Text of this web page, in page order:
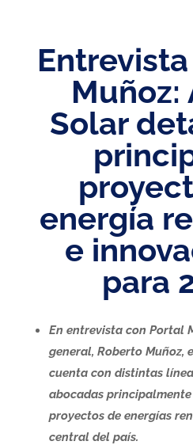
Muñoz:
Solar
energía
e
para
En entrevista con Portal
general, Roberto Muñoz,
cuenta con distintas
abocadas
proyectos de energías
central del país.